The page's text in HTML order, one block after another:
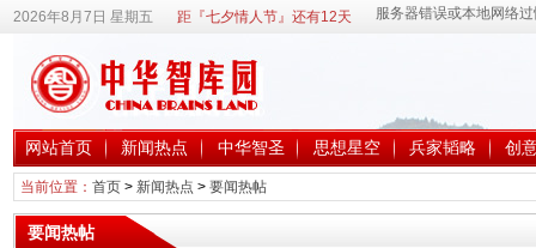
2026年8月7日 星期五 距『七夕情人节』还有12天
网站首页 新闻热点 中华智圣 思想星空 兵家韬略 创
当前位置： 首页> 新闻热点 > 要闻热帖
要闻热帖